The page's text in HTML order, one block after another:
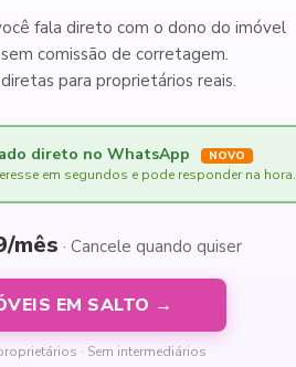
fala direto com o dono do imóvel
comissão de corretagem.
para proprietários reais.
direto no WhatsApp NOVO
em segundos e pode responder na hora.
mês · Cancele quando quiser
EM SALTO →
· Sem intermediários